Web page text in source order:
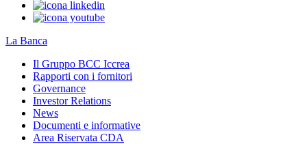
La Banca
Il Gruppo BCC Iccrea
Rapporti con i fornitori
Governance
Investor Relations
News
Documenti e informative
Area Riservata CDA